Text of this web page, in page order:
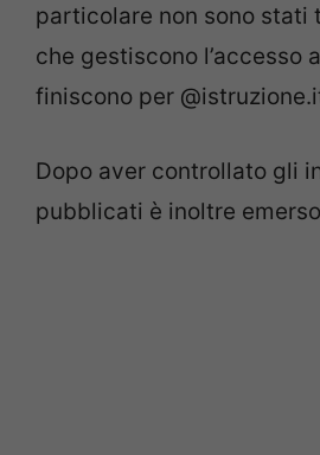
particolare non sono stati
che gestiscono l’accesso
finiscono per
Dopo aver controllato gli
pubblicati è inoltre